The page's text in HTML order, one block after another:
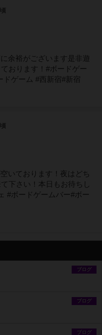
余裕がございます是非遊
おります！#ボードゲー
ドゲーム #西新宿#新宿
いております！夜はどち
下さい！本日もお待ちし
#ボードゲームバー#ボー
ブログ
ブログ
ブログ